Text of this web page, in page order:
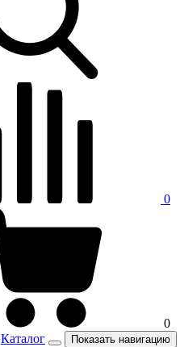
0
0
Каталог Показать навигацию